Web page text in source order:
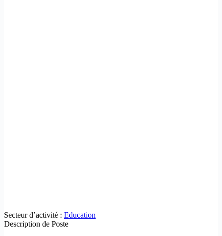
Secteur d’activité : Education
Description de Poste